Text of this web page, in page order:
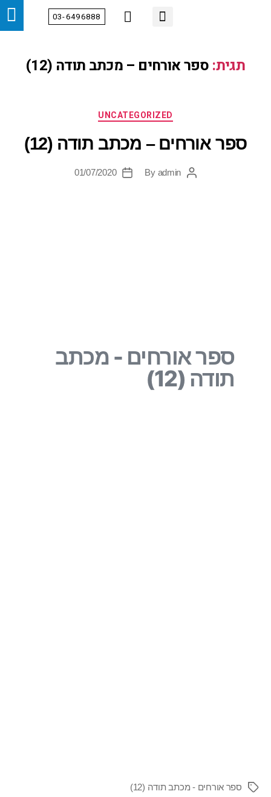
03-6496888
תגית: ספר אורחים – מכתב תודה (12)
UNCATEGORIZED
ספר אורחים – מכתב תודה (12)
By admin
01/07/2020
ספר אורחים - מכתב
תודה (12)
ספר אורחים - מכתב תודה (12)